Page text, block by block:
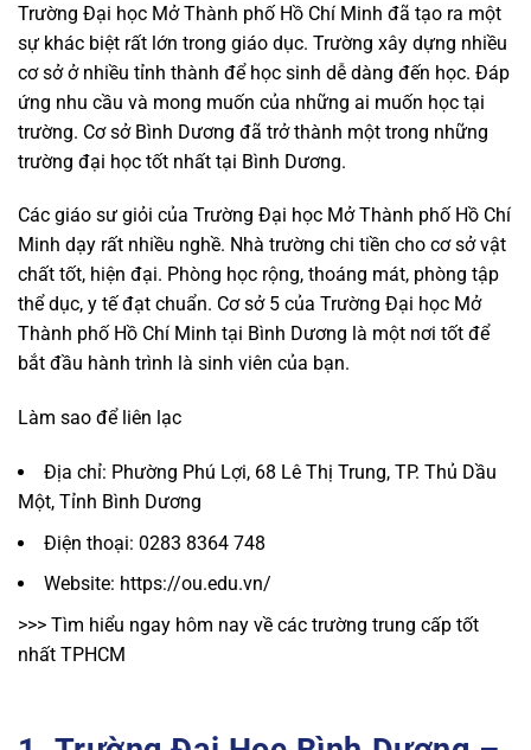
Trường Đại học Mở Thành phố Hồ Chí Minh đã tạo ra một
sự khác biệt rất lớn trong giáo dục. Trường xây dựng nhiều
cơ sở ở nhiều tỉnh thành để học sinh dễ dàng đến học. Đáp
ứng nhu cầu và mong muốn của những ai muốn học tại
trường. Cơ sở Bình Dương đã trở thành một trong những
trường đại học tốt nhất tại Bình Dương.
Các giáo sư giỏi của Trường Đại học Mở Thành phố Hồ Chí
Minh dạy rất nhiều nghề. Nhà trường chi tiền cho cơ sở vật
chất tốt, hiện đại. Phòng học rộng, thoáng mát, phòng tập
thể dục, y tế đạt chuẩn. Cơ sở 5 của Trường Đại học Mở
Thành phố Hồ Chí Minh tại Bình Dương là một nơi tốt để
bắt đầu hành trình là sinh viên của bạn.
Làm sao để liên lạc
Địa chỉ: Phường Phú Lợi, 68 Lê Thị Trung, TP. Thủ Dầu
Một, Tỉnh Bình Dương
Điện thoại: 0283 8364 748
Website: https://ou.edu.vn/
>>> Tìm hiểu ngay hôm nay về các trường trung cấp tốt
nhất TPHCM